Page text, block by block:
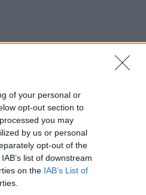
of your personal or
opt-out section to
you may
by us or personal
opt-out of the
list of downstream
on the IAB’s List of